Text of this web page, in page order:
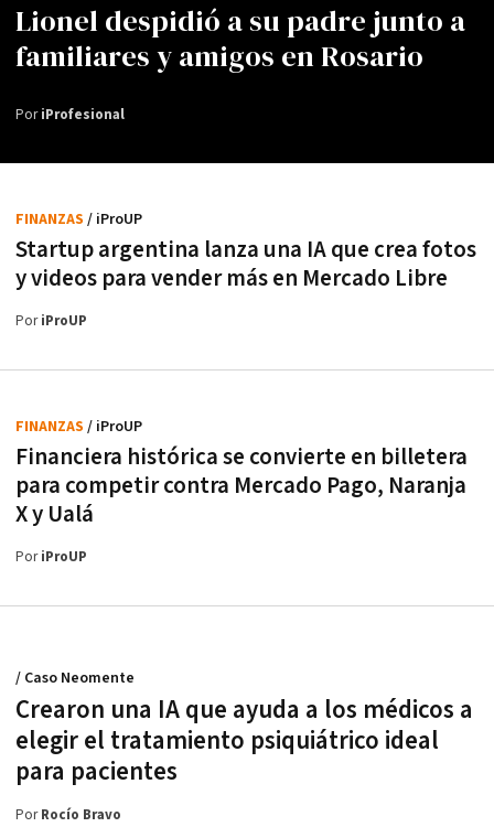
Lionel despidió a su padre junto a
familiares y amigos en Rosario
PoriProfesional
Startup argentina lanza una IA que crea fotos
y videos para vender más en Mercado Libre
FINANZAS / iProUP
PoriProUP
Financiera histórica se convierte en billetera
para competir contra Mercado Pago, Naranja
X y Ualá
FINANZAS / iProUP
PoriProUP
Crearon una IA que ayuda a los médicos a
elegir el tratamiento psiquiátrico ideal
para pacientes
/ Caso Neomente
PorRocío Bravo